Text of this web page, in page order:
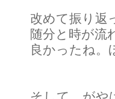
改めて振り返
随分と時が流
良かったね。